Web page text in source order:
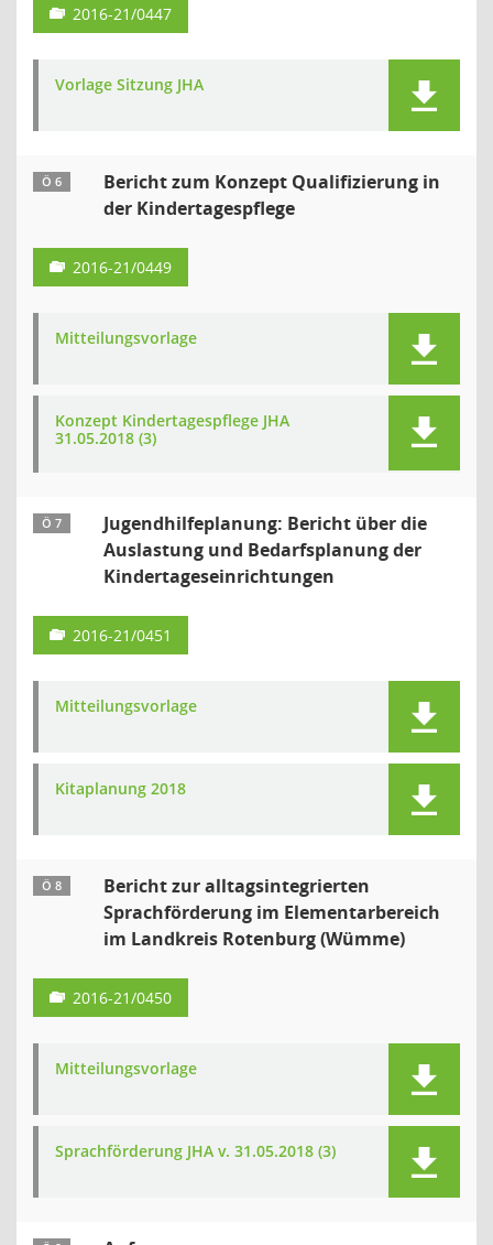
2016-21/0447
Vorlage Sitzung JHA
Ö 6
Bericht zum Konzept Qualifizierung in
der Kindertagespflege
2016-21/0449
Mitteilungsvorlage
Konzept Kindertagespflege JHA
31.05.2018 (3)
Ö 7
Jugendhilfeplanung: Bericht über die
Auslastung und Bedarfsplanung der
Kindertageseinrichtungen
2016-21/0451
Mitteilungsvorlage
Kitaplanung 2018
Ö 8
Bericht zur alltagsintegrierten
Sprachförderung im Elementarbereich
im Landkreis Rotenburg (Wümme)
2016-21/0450
Mitteilungsvorlage
Sprachförderung JHA v. 31.05.2018 (3)